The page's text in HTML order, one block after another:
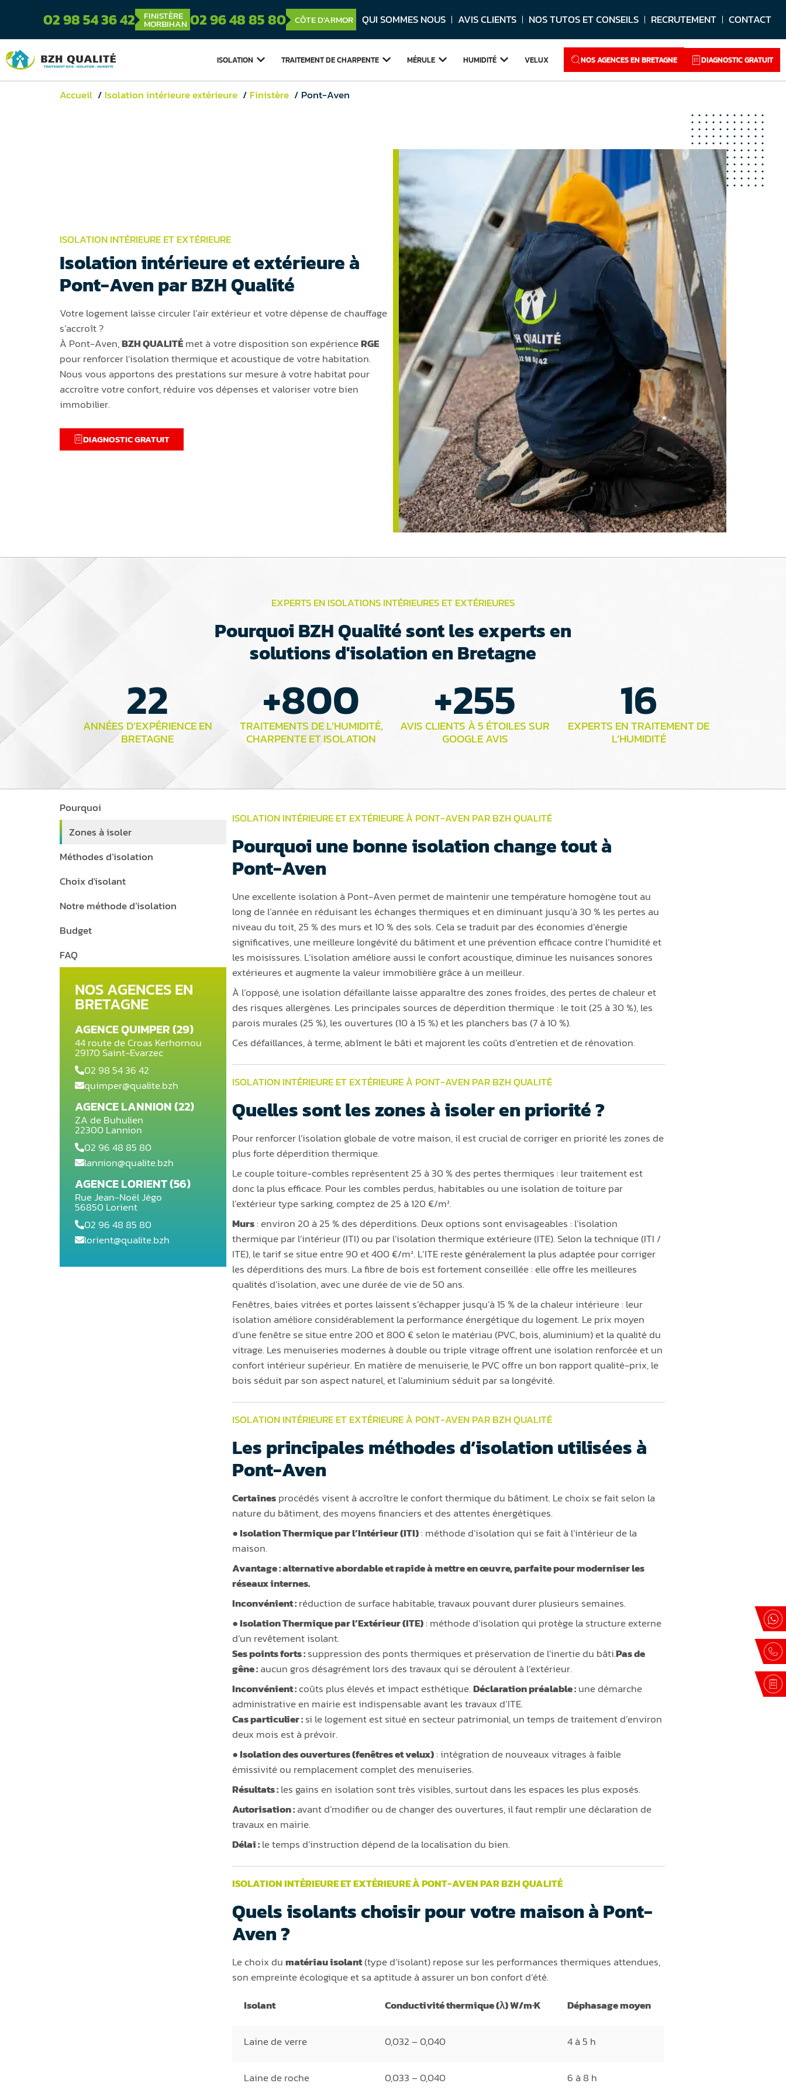
02 98 54 36 42 FINISTÈRE
MORBIHAN 02 96 48 85 80 CÔTE D'ARMOR QUI SOMMES NOUS AVIS CLIENTS NOS TUTOS ET CONSEILS RECRUTEMENT CONTACT
ISOLATION TRAITEMENT DECHARPENTE MÉRULE HUMIDITÉ VELUX NOS AGENCES EN BRETAGNE DIAGNOSTIC GRATUIT
Accueil Isolation intérieure extérieure Finistère Pont-Aven
ISOLATION INTÉRIEURE ET EXTÉRIEURE
Isolation intérieure et extérieure à
Pont-Aven par BZH Qualité
Votre logement laisse circuler l’air extérieur et votre dépense de chauffage
s’accroît ?
À Pont-Aven,BZH QUALITÉmet à votre disposition son expérienceRGE
pour renforcer l’isolation thermique et acoustique de votre habitation.
Nous vous apportons des prestations sur mesure à votre habitat pour
accroître votre confort, réduire vos dépenses et valoriser votre bien
immobilier.
DIAGNOSTIC GRATUIT
EXPERTS EN ISOLATIONS INTÉRIEURES ET EXTÉRIEURES
Pourquoi BZH Qualité sont les experts en
solutions d'isolation en Bretagne
ANNÉES D’EXPÉRIENCE EN
BRETAGNE
22 TRAITEMENTS DE L’HUMIDITÉ,
CHARPENTE ET ISOLATION
+800 AVIS CLIENTS À 5 ÉTOILES SUR
GOOGLE AVIS
+255 EXPERTS EN TRAITEMENT DE
L’HUMIDITÉ
16
Pourquoi
Zones à isoler
Méthodes d’isolation
Choix d'isolant
Notre méthode d’isolation
Budget
FAQ
NOS AGENCES EN
BRETAGNE
AGENCE QUIMPER (29)
44 route de Croas Kerhornou
29170 Saint-Evarzec
02 98 54 36 42
quimper@qualite.bzh
AGENCE LANNION (22)
ZA de Buhulien
22300 Lannion
02 96 48 85 80
lannion@qualite.bzh
AGENCE LORIENT (56)
Rue Jean-Noël Jégo
56850 Lorient
02 96 48 85 80
lorient@qualite.bzh
ISOLATION INTÉRIEURE ET EXTÉRIEURE À PONT-AVEN PAR BZH QUALITÉ
Pourquoi une bonne isolation change tout à
Pont-Aven
Une excellente isolation à Pont-Aven permet de maintenir une température homogène tout au
long de l’année en réduisant les échanges thermiques et en diminuant jusqu’à 30 % les pertes au
niveau du toit, 25 % des murs et 10 % des sols. Cela se traduit par des économies d’énergie
significatives, une meilleure longévité du bâtiment et une prévention efficace contre l’humidité et
les moisissures. L’isolation améliore aussi le confort acoustique, diminue les nuisances sonores
extérieures et augmente la valeur immobilière grâce à un meilleur.
À l’opposé, une isolation défaillante laisse apparaître des zones froides, des pertes de chaleur et
des risques allergènes. Les principales sources de déperdition thermique : le toit (25 à 30 %), les
parois murales (25 %), les ouvertures (10 à 15 %) et les planchers bas (7 à 10 %).
Ces défaillances, à terme, abîment le bâti et majorent les coûts d’entretien et de rénovation.
ISOLATION INTÉRIEURE ET EXTÉRIEURE À PONT-AVEN PAR BZH QUALITÉ
Quelles sont les zones à isoler en priorité ?
Pour renforcer l’isolation globale de votre maison, il est crucial de corriger en priorité les zones de
plus forte déperdition thermique.
Le couple toiture-combles représentent 25 à 30 % des pertes thermiques : leur traitement est
donc la plus efficace. Pour les combles perdus, habitables ou une isolation de toiture par
l’extérieur type sarking, comptez de 25 à 120 €/m².
Murs: environ 20 à 25 % des déperditions. Deux options sont envisageables : l’isolation
thermique par l’intérieur (ITI) ou par l’isolation thermique extérieure (ITE). Selon la technique (ITI /
ITE), le tarif se situe entre 90 et 400 €/m². L’ITE reste généralement la plus adaptée pour corriger
les déperditions des murs. La fibre de bois est fortement conseillée : elle offre les meilleures
qualités d’isolation, avec une durée de vie de 50 ans.
Fenêtres, baies vitrées et portes laissent s’échapper jusqu’à 15 % de la chaleur intérieure : leur
isolation améliore considérablement la performance énergétique du logement. Le prix moyen
d’une fenêtre se situe entre 200 et 800 € selon le matériau (PVC, bois, aluminium) et la qualité du
vitrage. Les menuiseries modernes à double ou triple vitrage offrent une isolation renforcée et un
confort intérieur supérieur. En matière de menuiserie, le PVC offre un bon rapport qualité-prix, le
bois séduit par son aspect naturel, et l’aluminium séduit par sa longévité.
ISOLATION INTÉRIEURE ET EXTÉRIEURE À PONT-AVEN PAR BZH QUALITÉ
Les principales méthodes d’isolation utilisées à
Pont-Aven
Certainesprocédés visent à accroître le confort thermique du bâtiment. Le choix se fait selon la
nature du bâtiment, des moyens financiers et des attentes énergétiques.
● Isolation Thermique par l’Intérieur (ITI): méthode d’isolation qui se fait à l’intérieur de la
maison.
Avantage :alternative abordable et rapide à mettre en œuvre, parfaite pour moderniser les
réseaux internes.
Inconvénient :réduction de surface habitable, travaux pouvant durer plusieurs semaines.
● Isolation Thermique par l’Extérieur (ITE): méthode d’isolation qui protège la structure externe
d’un revêtement isolant.
Ses points forts :suppression des ponts thermiques et préservation de l’inertie du bâti.Pas de
gêne :aucun gros désagrément lors des travaux qui se déroulent à l’extérieur.
Inconvénient :coûts plus élevés et impact esthétique.Déclaration préalable :une démarche
administrative en mairie est indispensable avant les travaux d’ITE.
Cas particulier :si le logement est situé en secteur patrimonial, un temps de traitement d’environ
deux mois est à prévoir.
● Isolation des ouvertures (fenêtres et velux): intégration de nouveaux vitrages à faible
émissivité ou remplacement complet des menuiseries.
Résultats :les gains en isolation sont très visibles, surtout dans les espaces les plus exposés.
Autorisation :avant d’modifier ou de changer des ouvertures, il faut remplir une déclaration de
travaux en mairie.
Délai :le temps d’instruction dépend de la localisation du bien.
ISOLATION INTÉRIEURE ET EXTÉRIEURE À PONT-AVEN PAR BZH QUALITÉ
Quels isolants choisir pour votre maison à Pont-
Aven ?
Le choix dumatériau isolant(type d’isolant) repose sur les performances thermiques attendues,
son empreinte écologique et sa aptitude à assurer un bon confort d’été.
Isolant
Conductivité thermique (λ) W/m·K Déphasage moyen
Laine de verre 0,032 – 0,040 4 à 5 h
Laine de roche 0,033 – 0,040 6 à 8 h